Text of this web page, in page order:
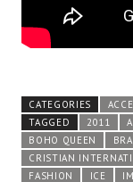
CATEGORIES
TAGGED
2011
BOHO QUEEN
CRISTIAN
FASHION
ICE